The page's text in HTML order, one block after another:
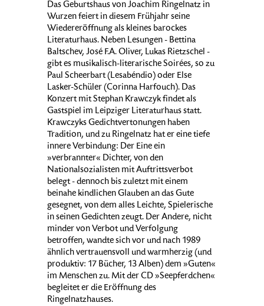
Das Geburtshaus von Joachim Ringelnatz in
Wurzen feiert in diesem Frühjahr seine
Wiedereröffnung als kleines barockes
Literaturhaus. Neben Lesungen - Bettina
Baltschev, José F.A. Oliver, Lukas Rietzschel -
gibt es musikalisch-literarische Soirées, so zu
Paul Scheerbart (Lesabéndio) oder Else
Lasker-Schüler (Corinna Harfouch). Das
Konzert mit Stephan Krawczyk findet als
Gastspiel im Leipziger Literaturhaus statt.
Krawczyks Gedichtvertonungen haben
Tradition, und zu Ringelnatz hat er eine tiefe
innere Verbindung: Der Eine ein
»verbrannter« Dichter, von den
Nationalsozialisten mit Auftrittsverbot
belegt - dennoch bis zuletzt mit einem
beinahe kindlichen Glauben an das Gute
gesegnet, von dem alles Leichte, Spielerische
in seinen Gedichten zeugt. Der Andere, nicht
minder von Verbot und Verfolgung
betroffen, wandte sich vor und nach 1989
ähnlich vertrauensvoll und warmherzig (und
produktiv: 17 Bücher, 13 Alben) dem »Guten«
im Menschen zu. Mit der CD »Seepferdchen«
begleitet er die Eröffnung des
Ringelnatzhauses.